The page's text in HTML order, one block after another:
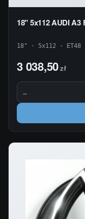
18" 5x112 AUDI A3
18" · 5x112 · ET48
3 038,50zł
−